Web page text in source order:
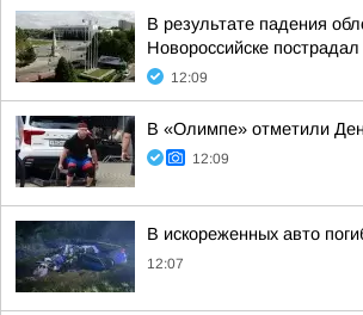
В результате падения
Новороссийске
12:09
В «Олимпе» отметили
12:09
В искореженных авто
12:07